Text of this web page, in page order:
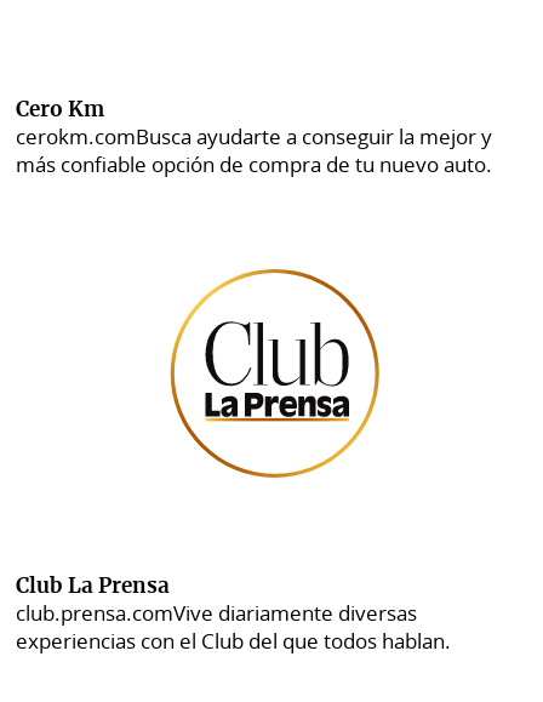
Cero Km
cerokm.comBusca ayudarte a conseguir la mejor y
más confiable opción de compra de tu nuevo auto.
Club La Prensa
club.prensa.comVive diariamente diversas
experiencias con el Club del que todos hablan.